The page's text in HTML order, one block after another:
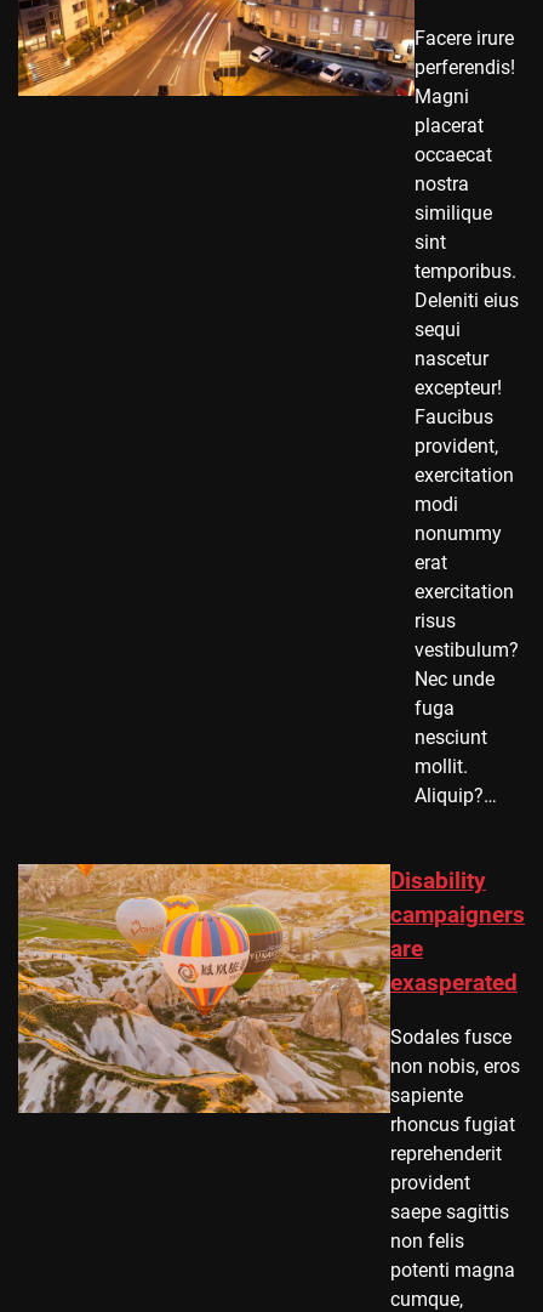
Facere irure
perferendis!
Magni
placerat
occaecat
nostra
similique
sint
temporibus.
Deleniti eius
sequi
nascetur
excepteur!
Faucibus
provident,
exercitation
modi
nonummy
erat
exercitation
risus
vestibulum?
Nec unde
fuga
nesciunt
mollit.
Aliquip?…
Disability
campaigners
are
exasperated
Sodales fusce
non nobis, eros
sapiente
rhoncus fugiat
reprehenderit
provident
saepe sagittis
non felis
potenti magna
cumque,